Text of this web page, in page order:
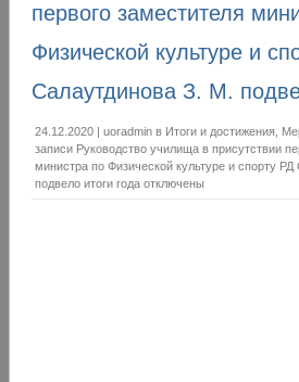
первого заместителя
Физической культуре и
Салаутдинова З. М.
24.12.2020 | uoradmin в Итоги и достижения
записи Руководство училища в присутствии
министра по Физической культуре и спорту
подвело итоги года отключены